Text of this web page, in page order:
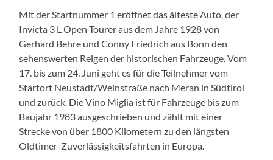
Mit der Startnummer 1 eröffnet das älteste Auto, der
Invicta 3 L Open Tourer aus dem Jahre 1928 von
Gerhard Behre und Conny Friedrich aus Bonn den
sehenswerten Reigen der historischen Fahrzeuge. Vom
17. bis zum 24. Juni geht es für die Teilnehmer vom
Startort Neustadt/Weinstraße nach Meran in Südtirol
und zurück. Die Vino Miglia ist für Fahrzeuge bis zum
Baujahr 1983 ausgeschrieben und zählt mit einer
Strecke von über 1800 Kilometern zu den längsten
Oldtimer-Zuverlässigkeitsfahrten in Europa.